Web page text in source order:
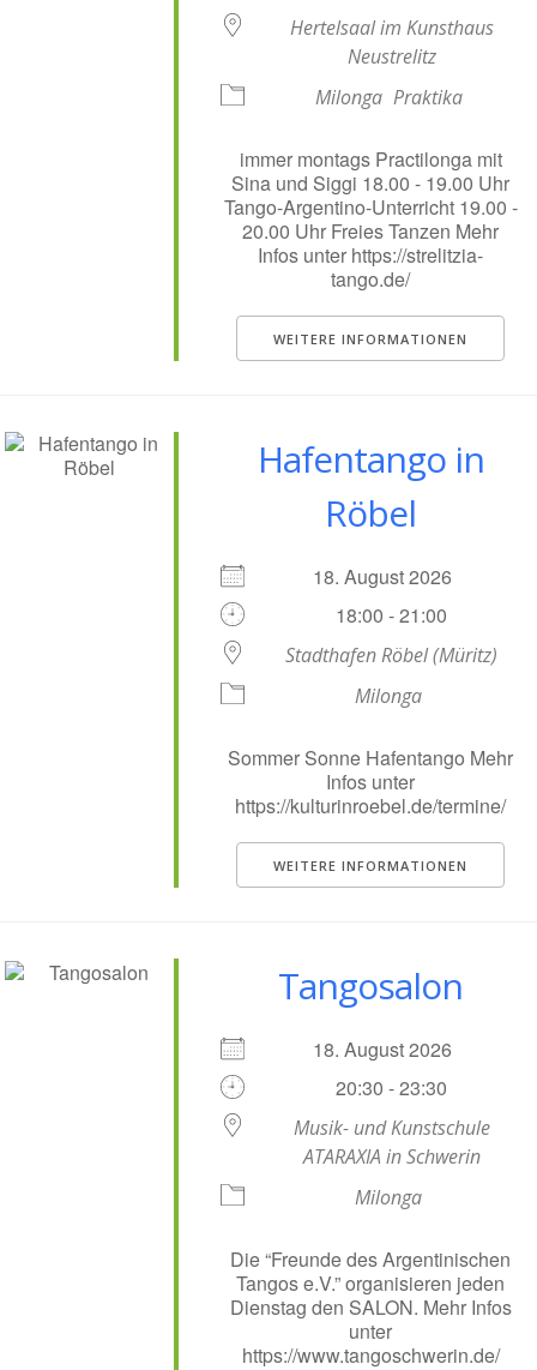
Hertelsaal im Kunsthaus
Neustrelitz
Milonga Praktika
immer montags Practilonga mit
Sina und Siggi 18.00 - 19.00 Uhr
Tango-Argentino-Unterricht 19.00 -
20.00 Uhr Freies Tanzen Mehr
Infos unter https://strelitzia-
tango.de/
WEITERE INFORMATIONEN
Hafentango in
Röbel
18. August 2026
18:00 - 21:00
Stadthafen Röbel (Müritz)
Milonga
Sommer Sonne Hafentango Mehr
Infos unter
https://kulturinroebel.de/termine/
WEITERE INFORMATIONEN
Tangosalon
18. August 2026
20:30 - 23:30
Musik- und Kunstschule
ATARAXIA in Schwerin
Milonga
Die “Freunde des Argentinischen
Tangos e.V.” organisieren jeden
Dienstag den SALON. Mehr Infos
unter
https://www.tangoschwerin.de/